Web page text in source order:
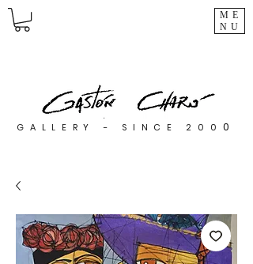
ME
NU
GALLERY - SINCE 200 0